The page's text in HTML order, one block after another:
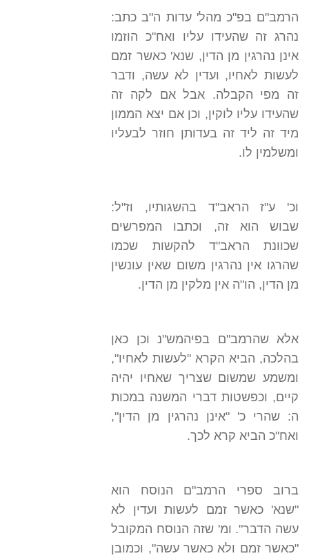
הרמב"ם בפ"כ מהל' עדות ה"ב כתב:
נהרג זה שהעידו עליו ואח"כ הוזמו
אינן נהרגין מן הדין, שנא' כאשר זמם
לעשות לאחיו, ועדין לא עשה, ודבר
זה מפי הקבלה. אבל אם לקה זה
שהעידו עליו לוקין, וכן אם יצא הממון
מיד זה ליד זה בעדותן חוזר לבעליו
ומשלמין לו.
וכ' ע"ז הראב"ד בהשגותיו, וז"ל:
שבוש הוא זה, וכתבו המפרשים
שכוונת הראב"ד להקשות שכמו
שהרגו אין נהרגין משום שאין עונשין
מן הדין, הו"ה אין מלקין מן הדין.
אלא שהרמב"ם בפיהמש"נ וכן כאן
בהלכה, הביא הקרא "לעשות לאחיו",
ומשמע שמשום שצריך שאחיו יהיה
קיים, וכפשטות דברי המשנה במכות
ה: שהרי כ' "אינן נהרגין מן הדין",
ואח"כ הביא קרא לכך.
ברוב ספרי הרמב"ם הנוסח הוא
"שנא' כאשר זמם לעשות ועדין לא
עשה הדבר". ומ' שזה הנוסח המקובל
"כאשר זמם ולא כאשר עשה", וכמובן